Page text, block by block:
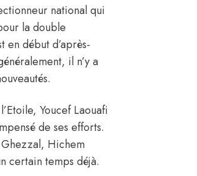
national qui
la double
en début d’après-
il n’y a
Youcef Laouafi
de ses efforts.
Hichem
certain temps déjà.